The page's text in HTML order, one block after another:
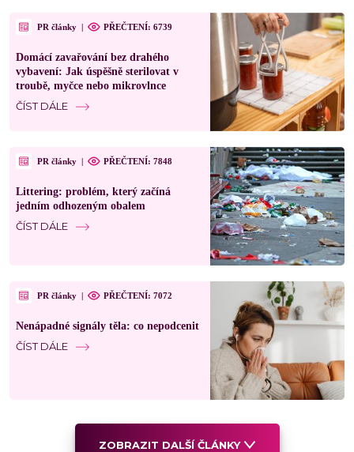
PR články | PŘEČTENÍ: 6739
Domácí zavařování bez drahého
vybavení: Jak úspěšně sterilovat v
troubě, myčce nebo mikrovlnce
ČÍST DÁLE
PR články | PŘEČTENÍ: 7848
Littering: problém, který začíná
jedním odhozeným obalem
ČÍST DÁLE
PR články | PŘEČTENÍ: 7072
Nenápadné signály těla: co nepodcenit
ČÍST DÁLE
ZOBRAZIT DALŠÍ ČLÁNKY